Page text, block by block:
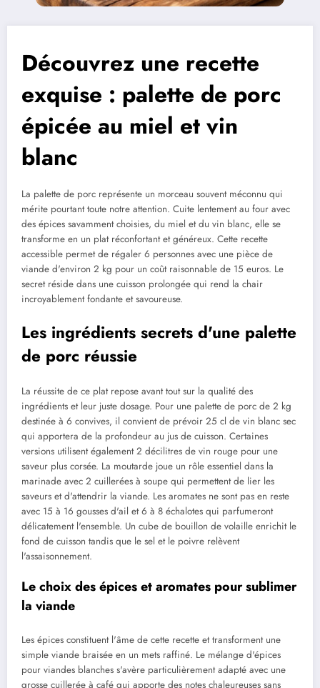
Découvrez une recette
exquise : palette de porc
épicée au miel et vin
blanc
La palette de porc représente un morceau souvent méconnu qui
mérite pourtant toute notre attention. Cuite lentement au four avec
des épices savamment choisies, du miel et du vin blanc, elle se
transforme en un plat réconfortant et généreux. Cette recette
accessible permet de régaler 6 personnes avec une pièce de
viande d'environ 2 kg pour un coût raisonnable de 15 euros. Le
secret réside dans une cuisson prolongée qui rend la chair
incroyablement fondante et savoureuse.
Les ingrédients secrets d'une palette
de porc réussie
La réussite de ce plat repose avant tout sur la qualité des
ingrédients et leur juste dosage. Pour une palette de porc de 2 kg
destinée à 6 convives, il convient de prévoir 25 cl de vin blanc sec
qui apportera de la profondeur au jus de cuisson. Certaines
versions utilisent également 2 décilitres de vin rouge pour une
saveur plus corsée. La moutarde joue un rôle essentiel dans la
marinade avec 2 cuillerées à soupe qui permettent de lier les
saveurs et d'attendrir la viande. Les aromates ne sont pas en reste
avec 15 à 16 gousses d'ail et 6 à 8 échalotes qui parfumeront
délicatement l'ensemble. Un cube de bouillon de volaille enrichit le
fond de cuisson tandis que le sel et le poivre relèvent
l'assaisonnement.
Le choix des épices et aromates pour sublimer
la viande
Les épices constituent l'âme de cette recette et transforment une
simple viande braisée en un mets raffiné. Le mélange d'épices
pour viandes blanches s'avère particulièrement adapté avec une
grosse cuillerée à café qui apporte des notes chaleureuses sans